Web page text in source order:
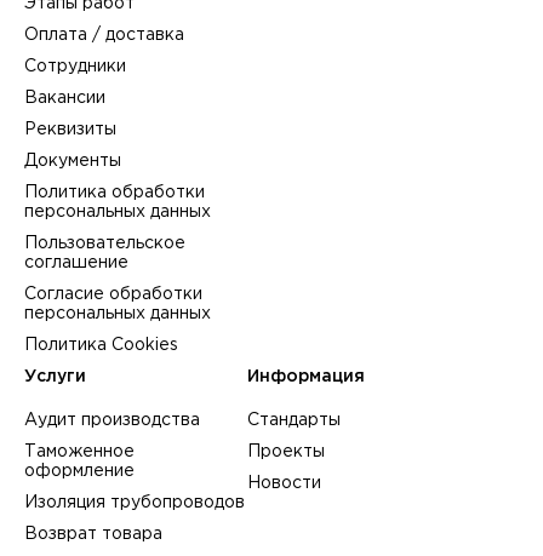
Этапы работ
Оплата / доставка
Сотрудники
Вакансии
Реквизиты
Документы
Политика обработки
персональных данных
Пользовательское
соглашение
Согласие обработки
персональных данных
Политика Cookies
Услуги
Аудит производства
Таможенное
оформление
Изоляция трубопроводов
Возврат товара
Информация
Стандарты
Проекты
Новости